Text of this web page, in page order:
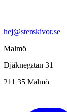
hej@stenskivor.se
Malmö
Djäknegatan 31
211 35 Malmö